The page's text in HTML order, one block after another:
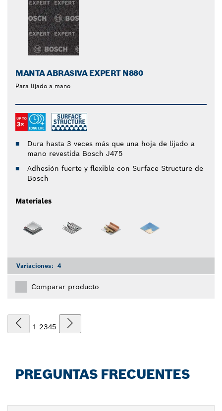
MANTA ABRASIVA EXPERT N880
Para lijado a mano
Dura hasta 3 veces más que una hoja de lijado a
mano revestida Bosch J475
Adhesión fuerte y flexible con Surface Structure de
Bosch
Materiales
Variaciones: 4
Comparar producto
1 2345
PREGUNTAS FRECUENTES